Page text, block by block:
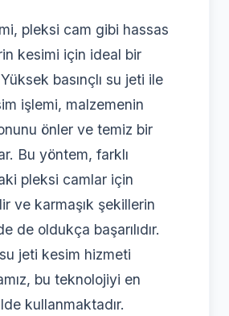
pleksi cam gibi hassas
kesimi için ideal bir
basınçlı su jeti ile
işlemi, malzemenin
önler ve temiz bir
Bu yöntem, farklı
pleksi camlar için
ve karmaşık şekillerin
de oldukça başarılıdır.
jeti kesim hizmeti
bu teknolojiyi en
kullanmaktadır.